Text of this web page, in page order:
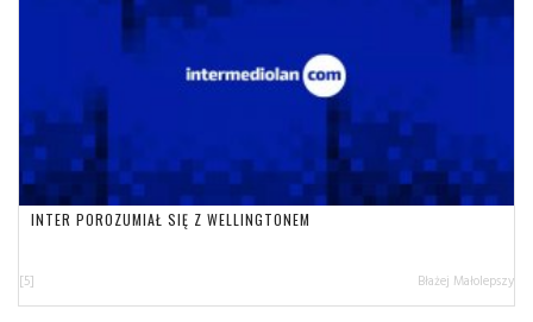
INTER POROZUMIAŁ SIĘ Z WELLINGTONEM
[5] Błażej Małolepszy